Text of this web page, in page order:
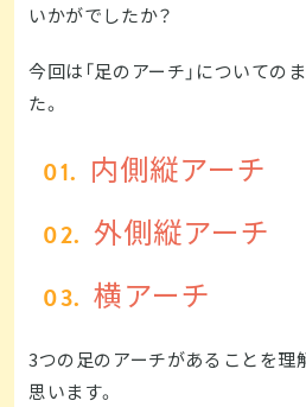
いかがでしたか？
今回は「足のアーチ」についての
た。
内側縦アーチ
外側縦アーチ
横アーチ
3つの足のアーチがあることを理
思います。